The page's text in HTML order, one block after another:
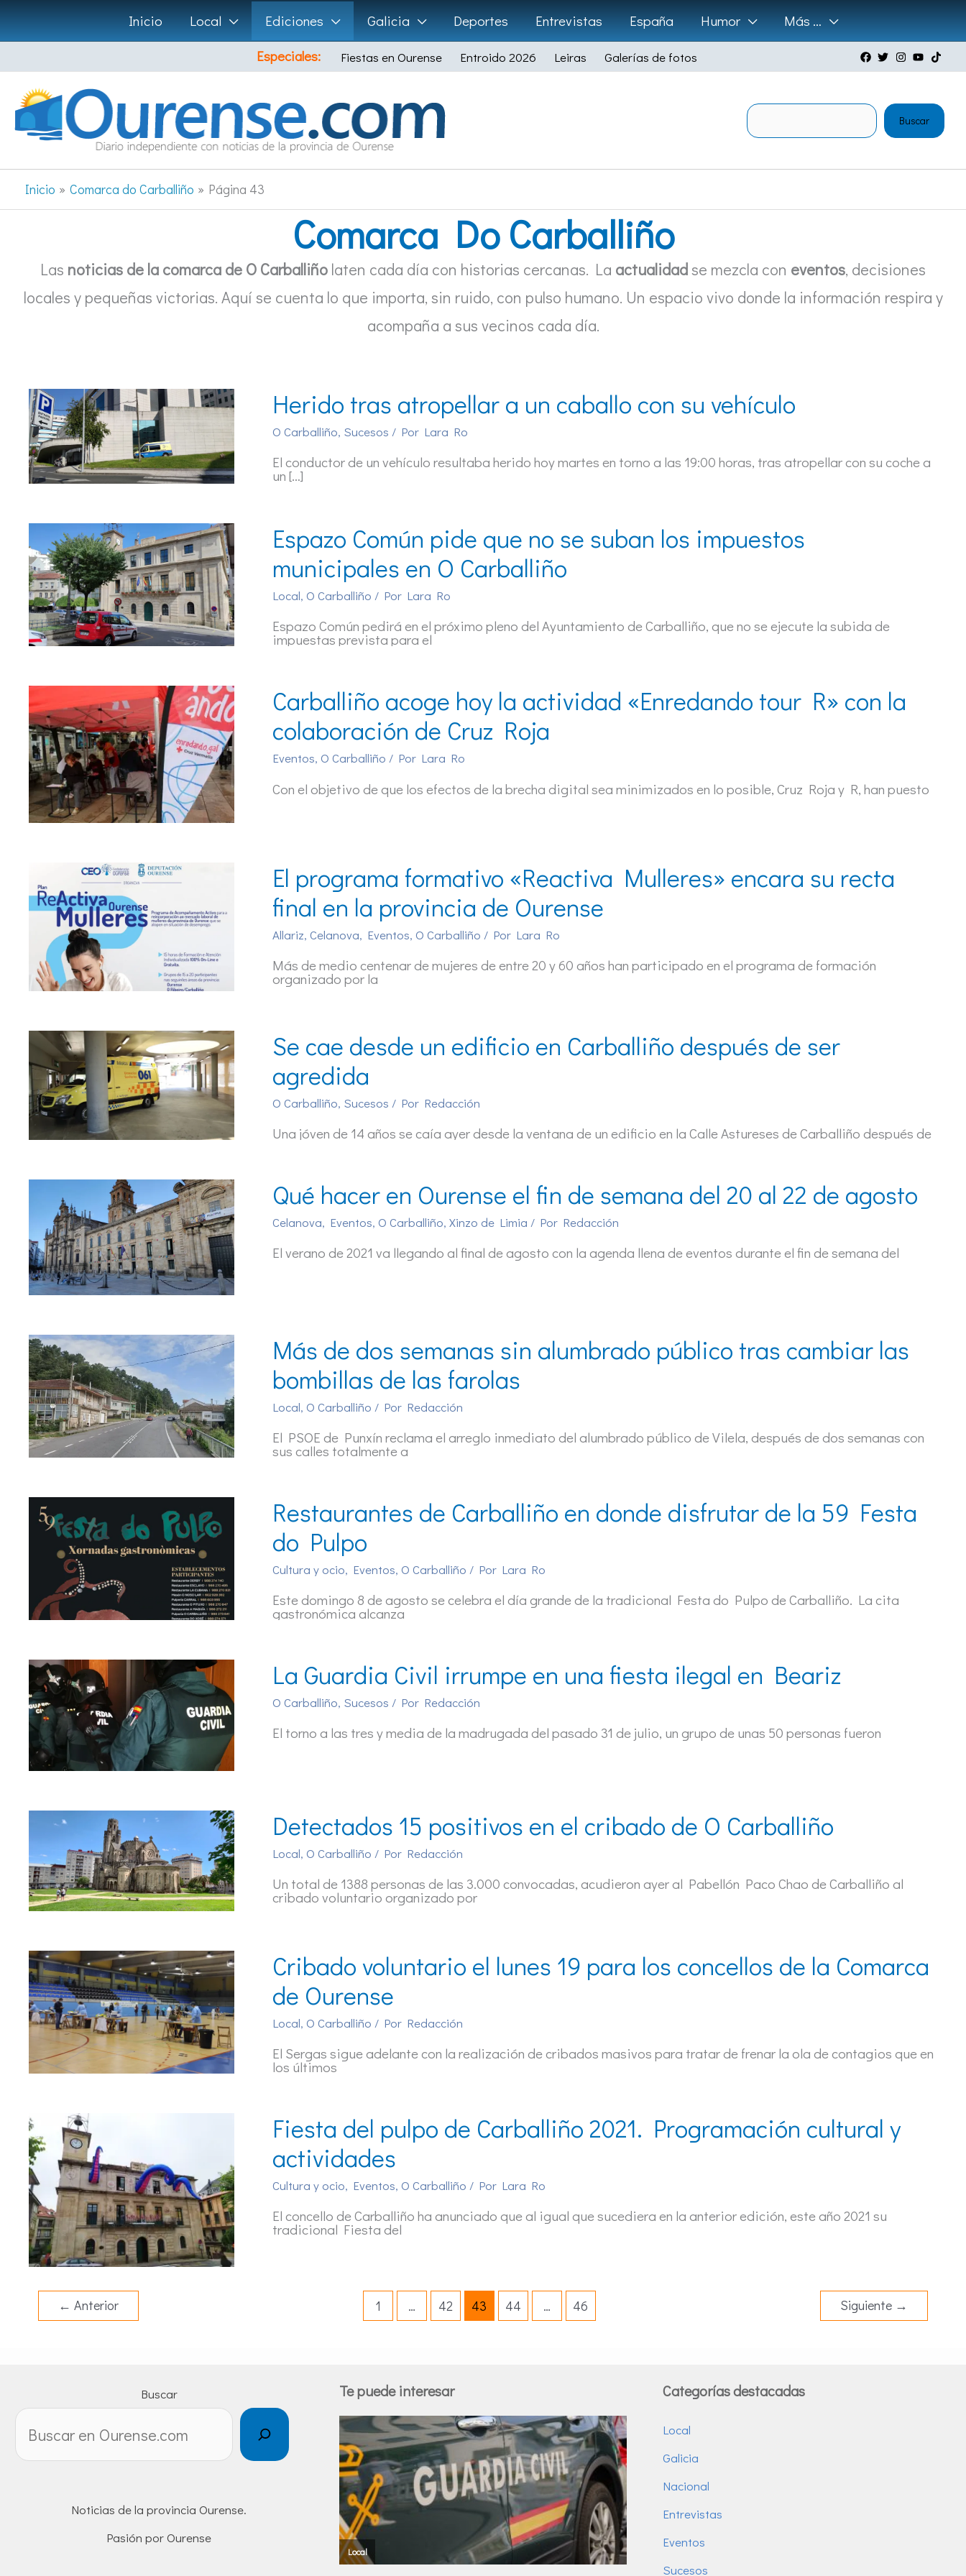
Ir
al
contenido
Inicio Local Ediciones Galicia Deportes Entrevistas España Humor
Más …
Especiales:
Fiestas en Ourense Entroido 2026 Leiras Galerías de fotos
Buscar
Inicio Comarca do Carballiño Página 43
Comarca Do Carballiño
Las noticias de la comarca de O Carballiño laten cada día con historias cercanas. La actualidadse mezcla con eventos, decisiones
locales y pequeñas victorias. Aquí se cuenta lo que importa, sin ruido, con pulso humano. Un espacio vivo donde la información respira y
acompaña a sus vecinos cada día.
Herido tras atropellar a un caballo con su vehículo
O Carballiño, Sucesos / Por Lara Ro
El conductor de un vehículo resultaba herido hoy martes en torno a las 19:00 horas, tras atropellar con su coche a
un […]
Espazo Común pide que no se suban los impuestos
municipales en O Carballiño
Local, O Carballiño / Por Lara Ro
Espazo Común pedirá en el próximo pleno del Ayuntamiento de Carballiño, que no se ejecute la subida de
impuestas prevista para el
Carballiño acoge hoy la actividad «Enredando tour R» con la
colaboración de Cruz Roja
Eventos, O Carballiño / Por Lara Ro
Con el objetivo de que los efectos de la brecha digital sea minimizados en lo posible, Cruz Roja y R, han puesto
El programa formativo «Reactiva Mulleres» encara su recta
final en la provincia de Ourense
Allariz, Celanova, Eventos, O Carballiño / Por Lara Ro
Más de medio centenar de mujeres de entre 20 y 60 años han participado en el programa de formación
organizado por la
Se cae desde un edificio en Carballiño después de ser
agredida
O Carballiño, Sucesos / Por Redacción
Una jóven de 14 años se caía ayer desde la ventana de un edificio en la Calle Astureses de Carballiño después de
Qué hacer en Ourense el fin de semana del 20 al 22 de agosto
Celanova, Eventos, O Carballiño, Xinzo de Limia / Por Redacción
El verano de 2021 va llegando al final de agosto con la agenda llena de eventos durante el fin de semana del
Más de dos semanas sin alumbrado público tras cambiar las
bombillas de las farolas
Local, O Carballiño / Por Redacción
El PSOE de Punxín reclama el arreglo inmediato del alumbrado público de Vilela, después de dos semanas con
sus calles totalmente a
Restaurantes de Carballiño en donde disfrutar de la 59 Festa
do Pulpo
Cultura y ocio, Eventos, O Carballiño / Por Lara Ro
Este domingo 8 de agosto se celebra el día grande de la tradicional Festa do Pulpo de Carballiño. La cita
gastronómica alcanza
La Guardia Civil irrumpe en una fiesta ilegal en Beariz
O Carballiño, Sucesos / Por Redacción
El torno a las tres y media de la madrugada del pasado 31 de julio, un grupo de unas 50 personas fueron
Detectados 15 positivos en el cribado de O Carballiño
Local, O Carballiño / Por Redacción
Un total de 1388 personas de las 3.000 convocadas, acudieron ayer al Pabellón Paco Chao de Carballiño al
cribado voluntario organizado por
Cribado voluntario el lunes 19 para los concellos de la Comarca
de Ourense
Local, O Carballiño / Por Redacción
El Sergas sigue adelante con la realización de cribados masivos para tratar de frenar la ola de contagios que en
los últimos
Fiesta del pulpo de Carballiño 2021. Programación cultural y
actividades
Cultura y ocio, Eventos, O Carballiño / Por Lara Ro
El concello de Carballiño ha anunciado que al igual que sucediera en la anterior edición, este año 2021 su
tradicional Fiesta del
← Anterior 1 … 42 43 44 … 46 Siguiente →
Buscar
Noticias de la provincia Ourense.
Pasión por Ourense
Te puede interesar Categorías destacadas
Local
Galicia
Nacional
Entrevistas
Eventos
Sucesos